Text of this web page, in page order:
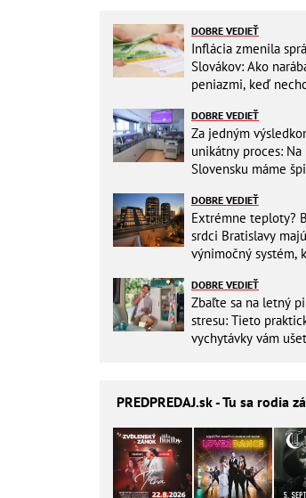
DOBRE VEDIEŤ
Inflácia zmenila
Slovákov: Ako
peniazmi, keď
DOBRE VEDIEŤ
Za jedným
unikátny proces: Na
Slovensku máme
DOBRE VEDIEŤ
Extrémne teploty?
srdci Bratislavy majú
výnimočný systém,
DOBRE VEDIEŤ
Zbaľte sa na letný
stresu: Tieto
vychytávky vám
PREDPREDAJ.sk - Tu sa rodia